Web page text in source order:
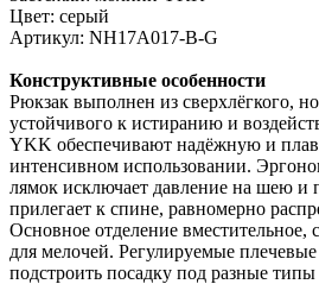
Цвет: серый
Артикул: NH17A017-B-G
Конструктивные особенности
Рюкзак выполнен из сверхлёгкого,
устойчивого к истиранию и
YKK обеспечивают надёжную и
интенсивном использовании.
лямок исключает давление на шею
прилегает к спине, равномерно
Основное отделение
для мелочей. Регулируемые
подстроить посадку под разные